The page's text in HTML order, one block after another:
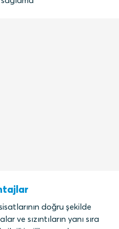
doğru şekilde
ve sızıntıların yanı sıra